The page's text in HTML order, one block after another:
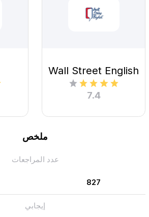
Wall Street English
7.4
ملخص
عدد المراجعات
827
إيجابي